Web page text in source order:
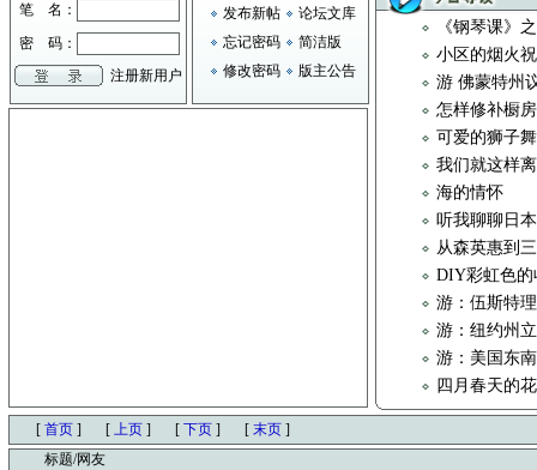
笔 名：
密 码：
注册新用户
发布新帖
论坛文库
忘记密码
简洁版
修改密码
版主公告
《钢琴课》
小区的烟火
游 佛蒙特州
怎样修补橱
可爱的狮子
我们就这样
海的情怀
听我聊聊日
从森英惠到
DIY彩虹色的
游：伍斯特
游：纽约州
游：美国东
四月春天的
[ 首页 ] [ 上页 ] [ 下页 ] [ 末页 ]
标题/网友